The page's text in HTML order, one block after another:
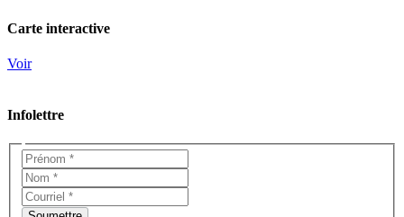
Carte interactive
Voir
Infolettre